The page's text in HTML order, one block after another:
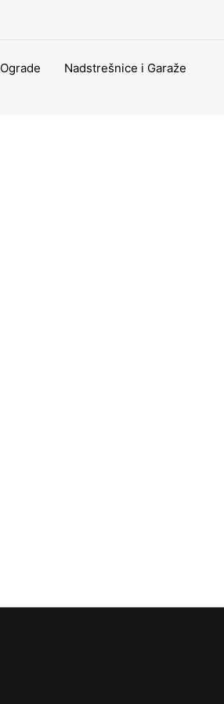
Ograde
Nadstrešnice i Garaže